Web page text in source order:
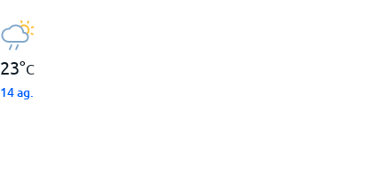
23°C
14 ag.